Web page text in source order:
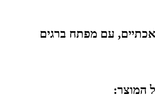
עם מפתח ברגים
המוצר: